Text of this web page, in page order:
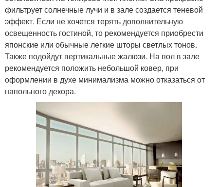
фильтрует солнечные лучи и в зале создается теневой
эффект. Если не хочется терять дополнительную
освещенность гостиной, то рекомендуется приобрести
японские или обычные легкие шторы светлых тонов.
Также подойдут вертикальные жалюзи. На пол в зале
рекомендуется положить небольшой ковер, при
оформлении в духе минимализма можно отказаться от
напольного декора.